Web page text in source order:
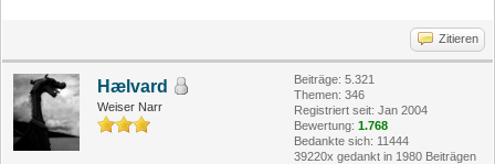
Zitieren
Hælvard
Weiser Narr
Beiträge: 5.321
Themen: 346
Registriert seit: Jan 2004
Bewertung: 1.768
Bedankte sich: 11444
39220x gedankt in 1980 Beiträgen